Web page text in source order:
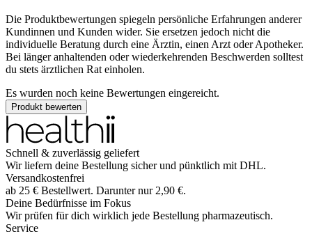
Die Produktbewertungen spiegeln persönliche Erfahrungen anderer
Kundinnen und Kunden wider. Sie ersetzen jedoch nicht die
individuelle Beratung durch eine Ärztin, einen Arzt oder Apotheker.
Bei länger anhaltenden oder wiederkehrenden Beschwerden solltest
du stets ärztlichen Rat einholen.
Es wurden noch keine Bewertungen eingereicht.
Produkt bewerten
Schnell & zuverlässig geliefert
Wir liefern deine Bestellung sicher und pünktlich mit DHL.
Versandkostenfrei
ab 25 € Bestellwert. Darunter nur 2,90 €.
Deine Bedürfnisse im Fokus
Wir prüfen für dich wirklich jede Bestellung pharmazeutisch.
Service